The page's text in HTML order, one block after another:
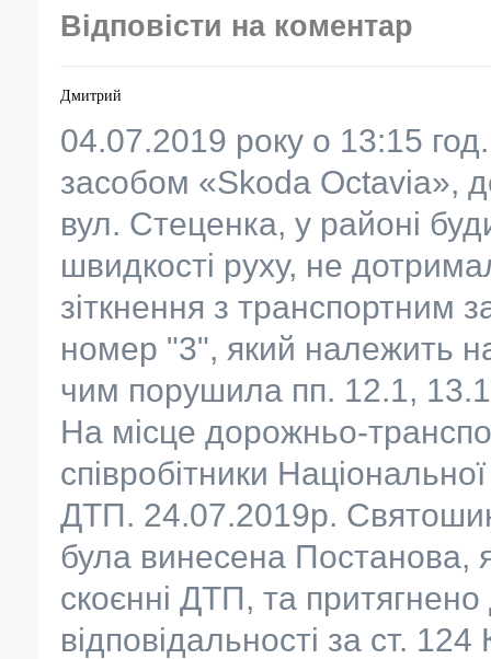
Відповісти на коментар
Дмитрий
04.07.2019 року о 13:15
засобом «Skoda Octavia»,
вул. Стеценка, у районі
швидкості руху, не
зіткнення з транспортним
номер "3", який належить
чим порушила пп. 12.1,
На місце дорожньо-
співробітники
ДТП. 24.07.2019р.
була винесена
скоєнні ДТП, та притягнено
відповідальності за ст.